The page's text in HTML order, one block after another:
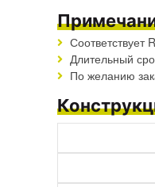
Соответствует
Длительный
По желанию